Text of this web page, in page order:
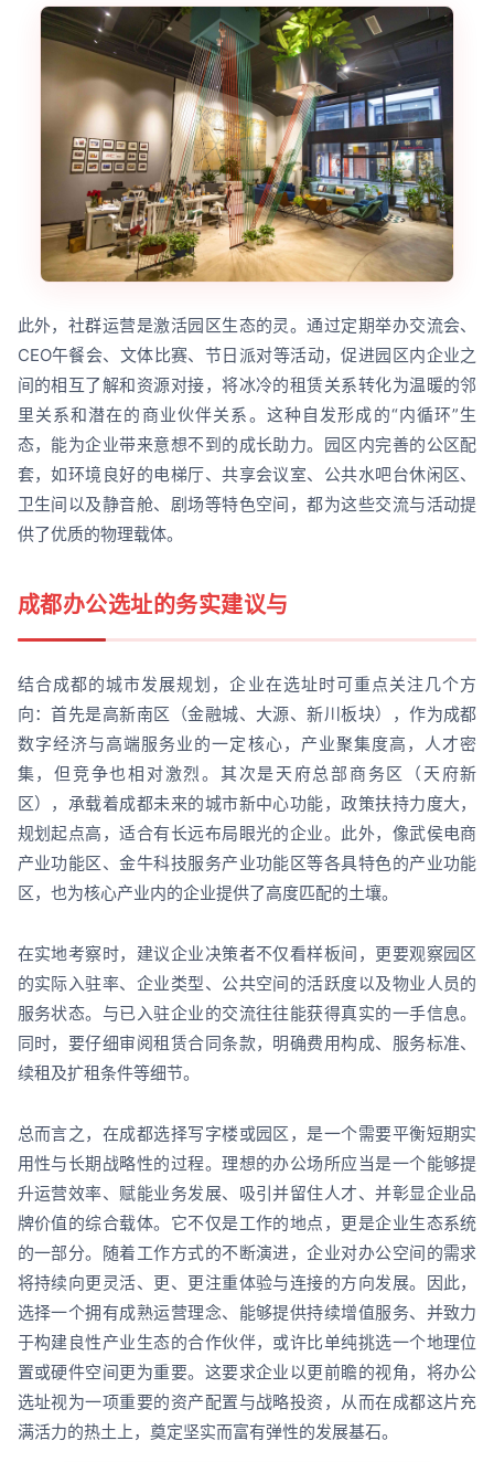
此外，社群运营是激活园区生态的灵。通过定期举办交流会、
CEO午餐会、文体比赛、节日派对等活动，促进园区内企业之
间的相互了解和资源对接，将冰冷的租赁关系转化为温暖的邻
里关系和潜在的商业伙伴关系。这种自发形成的“内循环”生
态，能为企业带来意想不到的成长助力。园区内完善的公区配
套，如环境良好的电梯厅、共享会议室、公共水吧台休闲区、
卫生间以及静音舱、剧场等特色空间，都为这些交流与活动提
供了优质的物理载体。
成都办公选址的务实建议与
结合成都的城市发展规划，企业在选址时可重点关注几个方
向：首先是高新南区（金融城、大源、新川板块），作为成都
数字经济与高端服务业的一定核心，产业聚集度高，人才密
集，但竞争也相对激烈。其次是天府总部商务区（天府新
区），承载着成都未来的城市新中心功能，政策扶持力度大，
规划起点高，适合有长远布局眼光的企业。此外，像武侯电商
产业功能区、金牛科技服务产业功能区等各具特色的产业功能
区，也为核心产业内的企业提供了高度匹配的土壤。
在实地考察时，建议企业决策者不仅看样板间，更要观察园区
的实际入驻率、企业类型、公共空间的活跃度以及物业人员的
服务状态。与已入驻企业的交流往往能获得真实的一手信息。
同时，要仔细审阅租赁合同条款，明确费用构成、服务标准、
续租及扩租条件等细节。
总而言之，在成都选择写字楼或园区，是一个需要平衡短期实
用性与长期战略性的过程。理想的办公场所应当是一个能够提
升运营效率、赋能业务发展、吸引并留住人才、并彰显企业品
牌价值的综合载体。它不仅是工作的地点，更是企业生态系统
的一部分。随着工作方式的不断演进，企业对办公空间的需求
将持续向更灵活、更、更注重体验与连接的方向发展。因此，
选择一个拥有成熟运营理念、能够提供持续增值服务、并致力
于构建良性产业生态的合作伙伴，或许比单纯挑选一个地理位
置或硬件空间更为重要。这要求企业以更前瞻的视角，将办公
选址视为一项重要的资产配置与战略投资，从而在成都这片充
满活力的热土上，奠定坚实而富有弹性的发展基石。